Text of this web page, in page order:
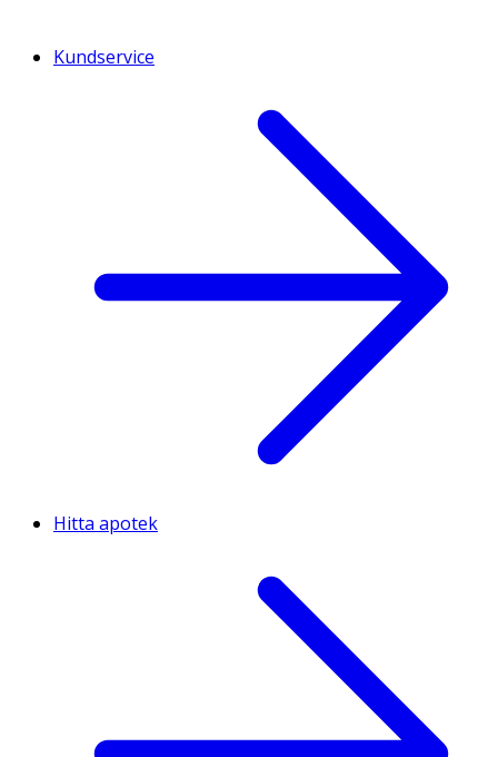
Kundservice
Hitta apotek